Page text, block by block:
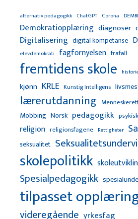
alternativ pedagogikk ChatGPT Corona
Demokratiopplæring diagnoser
Digitalisering digital kompetanse
elevdemokrati fagfornyelsen frafall
fremtidens skole
kjønn KRLE Kunstig Intelligens
lærerutdanning
Mobbing Norsk pedagogikk
religion religionsfagene Rettigheter
seksualitet
skolepolitikk
Spesialpedagogikk
tilpasset
videregående yrkesfag